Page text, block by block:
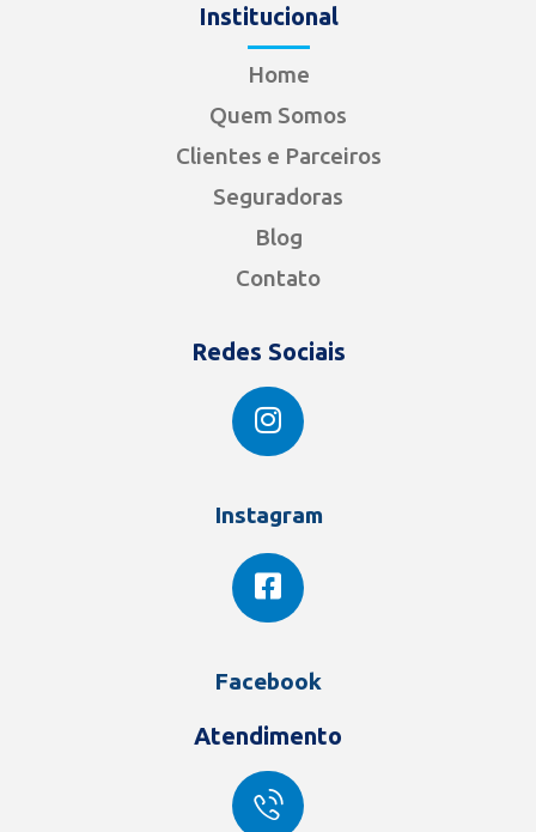
Institucional
Home
Quem Somos
Clientes e Parceiros
Seguradoras
Blog
Contato
Redes Sociais
Instagram
Facebook
Atendimento